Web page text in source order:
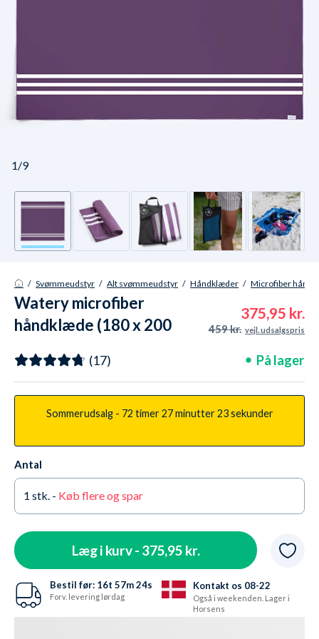
1/9
/ Svømmeudstyr / Alt svømmeudstyr / Håndklæder / Microfiber
Watery microfiber
håndklæde (180 x 200
Family - Lilla
375,95 kr.
459 kr. vejl. udsalgspris
(17) På lager
Sommerudsalg - 72 timer27 minutter21 sekunder
Antal
1 stk. - Køb flere og spar
Læg i kurv - 375,95 kr.
Bestil før: 16t57m22s
Forv. levering lørdag
Kontakt os 08-22
Også i weekenden. Lager i
Horsens